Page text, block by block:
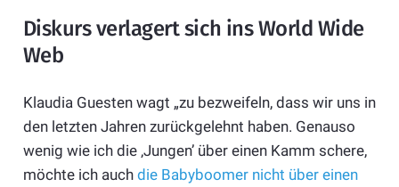
Diskurs verlagert sich ins World Wide
Web
Klaudia Guesten wagt „zu bezweifeln, dass wir uns in
den letzten Jahren zurückgelehnt haben. Genauso
wenig wie ich die ‚Jungen’ über einen Kamm schere,
möchte ich auch die Babyboomer nicht über einen